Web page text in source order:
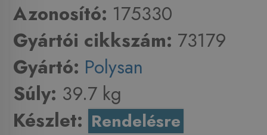
Azonosító: 175330
Gyártói cikkszám: 73179
Gyártó: Polysan
Súly: 39.7 kg
Készlet: Rendelésre